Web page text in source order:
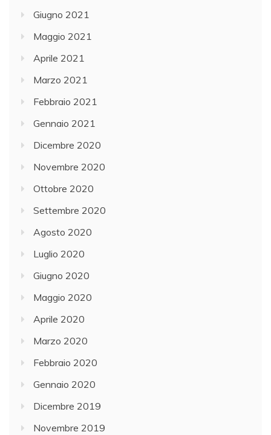
Giugno 2021
Maggio 2021
Aprile 2021
Marzo 2021
Febbraio 2021
Gennaio 2021
Dicembre 2020
Novembre 2020
Ottobre 2020
Settembre 2020
Agosto 2020
Luglio 2020
Giugno 2020
Maggio 2020
Aprile 2020
Marzo 2020
Febbraio 2020
Gennaio 2020
Dicembre 2019
Novembre 2019